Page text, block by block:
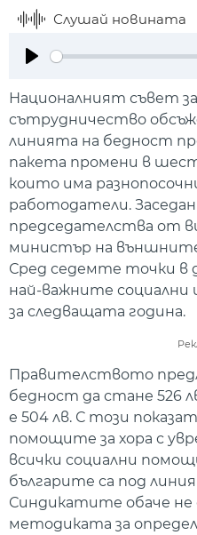
Слушай новината
Националният съвет
сътрудничество
линията на бедност
пакета промени в шест
които има
работодатели.
председателства от
министър на
Сред седемте точки в
най-важните социални
за следващата година.
Правителството
бедност да стане 526
е 504 лв. С този
помощите за хора с
всички социални
българите са под
Синдикатите обаче не
методиката за